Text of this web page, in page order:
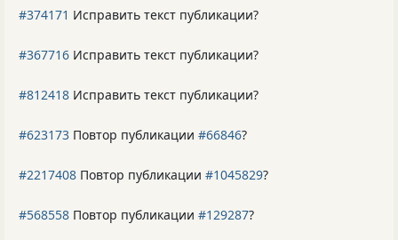
#374171 Исправить текст публикации?
#367716 Исправить текст публикации?
#812418 Исправить текст публикации?
#623173 Повтор публикации #66846?
#2217408 Повтор публикации #1045829?
#568558 Повтор публикации #129287?